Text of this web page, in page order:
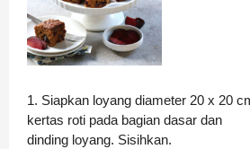
1. Siapkan loyang diameter 20 x 20
kertas roti pada bagian dasar dan
dinding loyang. Sisihkan.